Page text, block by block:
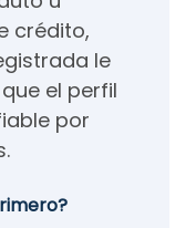
crédito,
le
el perfil
por